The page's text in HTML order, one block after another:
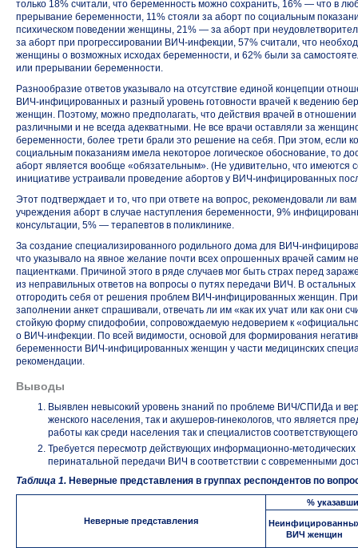
только 18% считали, что беременность можно сохранить, 16% — что в
прерывание беременности, 11% стояли за аборт по социальным
психическом поведении женщины, 21% — за аборт при
за аборт при прогрессировании ВИЧ-инфекции, 57% считали, что
женщины о возможных исходах беременности, и 62% были за
или прерывании беременности.
Разнообразие ответов указывало на отсутствие единой концепции
ВИЧ-инфицированных и разный уровень готовности врачей к ведению
женщин. Поэтому, можно предполагать, что действия врачей в отношении
различными и не всегда адекватными. Не все врачи оставляли за
беременности, более трети брали это решение на себя. При этом, если
социальным показаниям имела некоторое логическое обоснование, то
аборт является вообще «обязательным». (Не удивительно, что имеются
инициативе устраивали проведение абортов у ВИЧ-инфицированных
Этот подтверждает и то, что при ответе на вопрос, рекомендовали ли
учреждения аборт в случае наступления беременности, 9%
консультации, 5% — терапевтов в поликлинике.
За создание специализированного родильного дома для ВИЧ-
что указывало на явное желание почти всех опрошенных врачей самим
пациентками. Причиной этого в ряде случаев мог быть страх перед
из неправильных ответов на вопросы о путях передачи ВИЧ. В
отгородить себя от решения проблем ВИЧ-инфицированных женщин.
заполнении анкет спрашивали, отвечать ли им «как их учат или как они
стойкую форму спидофобии, сопровождаемую недоверием к
о ВИЧ-инфекции. По всей видимости, основой для формирования
беременности ВИЧ-инфицированных женщин у части медицинских
рекомендации.
Выводы
Выявлен невысокий уровень знаний по проблеме ВИЧ/СПИДа и
женского населения, так и акушеров-гинекологов, что является
работы как среди населения так и специалистов
Требуется пересмотр действующих информационно-методических
перинатальной передачи ВИЧ в соответствии с современными
Таблица 1. Неверные представления в группах респондентов по
Неверные представления
%
ВИЧ женщин